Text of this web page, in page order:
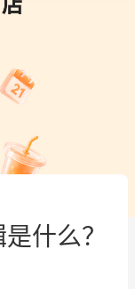
什么？